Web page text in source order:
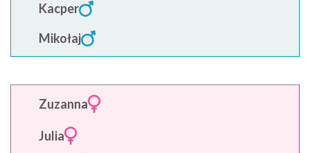
Kacper
Mikołaj
Zuzanna
Julia